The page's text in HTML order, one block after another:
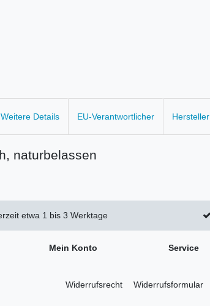
Weitere Details EU-Verantwortlicher Hersteller
naturbelassen
etwa 1 bis 3 Werktage
Mein Konto Service
Widerrufs­recht Widerrufs­formular